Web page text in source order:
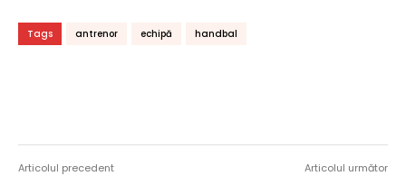
Tags antrenor echipă handbal
Articolul precedent Articolul următor